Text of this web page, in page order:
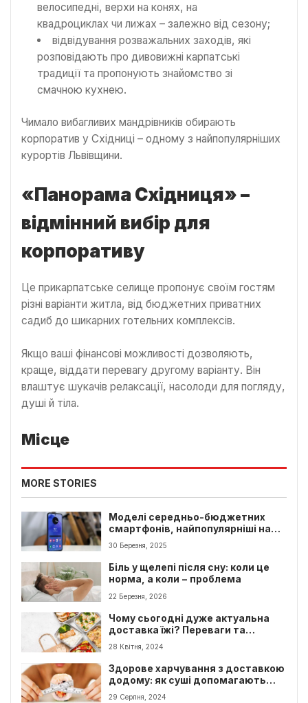
велосипедні, верхи на конях, на
квадроциклах чи лижах – залежно від сезону;
відвідування розважальних заходів, які
розповідають про дивовижні карпатські
традиції та пропонують знайомство зі
смачною кухнею.
Чимало вибагливих мандрівників обирають
корпоратив у Східниці – одному з найпопулярніших
курортів Львівщини.
«Панорама Східниця» –
відмінний вибір для
корпоративу
Це прикарпатське селище пропонує своїм гостям
різні варіанти житла, від бюджетних приватних
садиб до шикарних готельних комплексів.
Якщо ваші фінансові можливості дозволяють,
краще, віддати перевагу другому варіанту. Він
влаштує шукачів релаксації, насолоди для погляду,
душі й тіла.
Місце
MORE STORIES
Моделі середньо-бюджетних
смартфонів, найпопулярніші на
Львівщині
30 Березня, 2025
Біль у щелепі після сну: коли це
норма, а коли − проблема
22 Березня, 2026
Чому сьогодні дуже актуальна
доставка їжі? Переваги та
особливості даної послуги
28 Квітня, 2024
Здорове харчування з доставкою
додому: як суші допомагають
підтримувати баланс у дієті
29 Серпня, 2024